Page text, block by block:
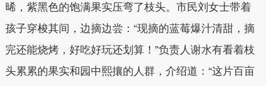
晞，紫黑色的饱满果实压弯了枝头。市民刘女士带着
孩子穿梭其间，边摘边尝：“现摘的蓝莓爆汁清甜，摘
完还能烧烤，好吃好玩还划算！”负责人谢水有看着枝
头累累的果实和园中熙攘的人群，介绍道：“这片百亩